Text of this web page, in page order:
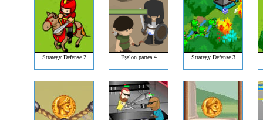
Strategy Defense 2 Eşalon partea 4 Strategy Defense 3